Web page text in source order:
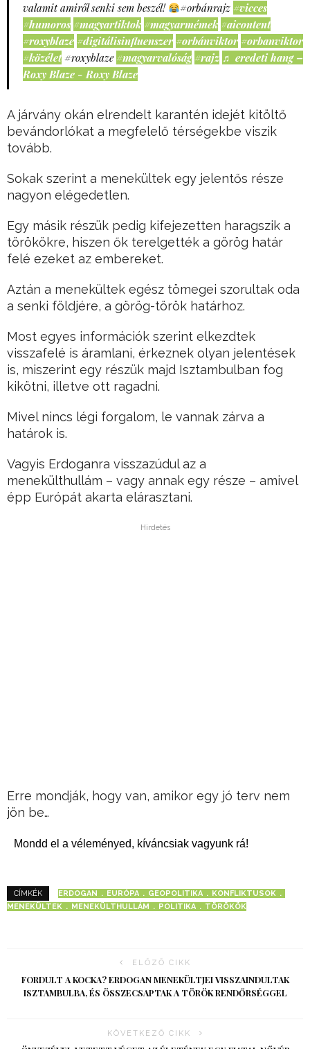
valamit amiről senki sem beszél!
#orbánrajz #vicces
#humoros #magyartiktok #magyarmémek #aicontent
#roxyblaze #digitálisinfluenszer #orbánviktor #orbanviktor
#közélet #roxyblaze #magyarvalóság #rajz ♬ eredeti hang –
Roxy Blaze - Roxy Blaze
A járvány okán elrendelt karantén idejét kitöltő
bevándorlókat a megfelelő térségekbe viszik
tovább.
Sokak szerint a menekültek egy jelentős része
nagyon elégedetlen.
Egy másik részük pedig kifejezetten haragszik a
törökökre, hiszen ők terelgették a görög határ
felé ezeket az embereket.
Aztán a menekültek egész tömegei szorultak oda
a senki földjére, a görög-török határhoz.
Most egyes információk szerint elkezdtek
visszafelé is áramlani, érkeznek olyan jelentések
is, miszerint egy részük majd Isztambulban fog
kikötni, illetve ott ragadni.
Mivel nincs légi forgalom, le vannak zárva a
határok is.
Vagyis Erdoganra visszazúdul az a
menekülthullám – vagy annak egy része – amivel
épp Európát akarta elárasztani.
Hirdetés
Erre mondják, hogy van, amikor egy jó terv nem
jön be…
Mondd el a véleményed, kíváncsiak vagyunk rá!
CÍMKÉK ERDOGAN EURÓPA GEOPOLITIKA
KONFLIKTUSOK
MENEKÜLTEK
MENEKÜLTHULLÁM POLITIKA TÖRÖKÖK
ELŐZŐ CIKK
FORDULT A KOCKA? ERDOGAN MENEKÜLTJEI VISSZAINDULTAK
ISZTAMBULBA, ÉS ÖSSZECSAPTAK A TÖRÖK RENDŐRSÉGGEL
KÖVETKEZŐ CIKK